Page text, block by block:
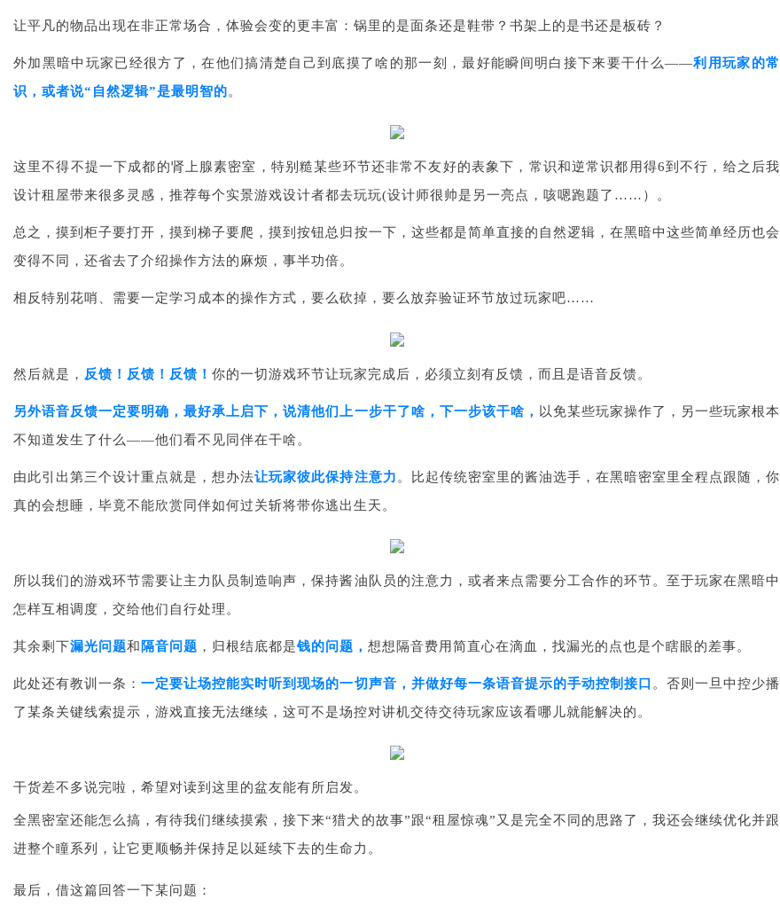
让平凡的物品出现在非正常场合，体验会变的更丰富：锅里的是面条还是鞋带？书架上的是书还是板砖？
外加黑暗中玩家已经很方了，在他们搞清楚自己到底摸了啥的那一刻，最好能瞬间明白接下来要干什么——利用玩家的常
识，或者说“自然逻辑”是最明智的。
这里不得不提一下成都的肾上腺素密室，特别糙某些环节还非常不友好的表象下，常识和逆常识都用得6到不行，给之后我
设计租屋带来很多灵感，推荐每个实景游戏设计者都去玩玩(设计师很帅是另一亮点，咳嗯跑题了……）。
总之，摸到柜子要打开，摸到梯子要爬，摸到按钮总归按一下，这些都是简单直接的自然逻辑，在黑暗中这些简单经历也会
变得不同，还省去了介绍操作方法的麻烦，事半功倍。
相反特别花哨、需要一定学习成本的操作方式，要么砍掉，要么放弃验证环节放过玩家吧……
然后就是， 反馈！反馈！反馈！ 你的一切游戏环节让玩家完成后，必须立刻有反馈，而且是语音反馈。
另外语音反馈一定要明确，最好承上启下，说清他们上一步干了啥，下一步该干啥， 以免某些玩家操作了，另一些玩家根本
不知道发生了什么——他们看不见同伴在干啥。
由此引出第三个设计重点就是，想办法让玩家彼此保持注意力 。比起传统密室里的酱油选手，在黑暗密室里全程点跟随，你
真的会想睡，毕竟不能欣赏同伴如何过关斩将带你逃出生天。
所以我们的游戏环节需要让主力队员制造响声，保持酱油队员的注意力，或者来点需要分工合作的环节。至于玩家在黑暗中
怎样互相调度，交给他们自行处理。
其余剩下漏光问题和 隔音问题 ，归根结底都是钱的问题， 想想隔音费用简直心在滴血，找漏光的点也是个瞎眼的差事。
此处还有教训一条：一定要让场控能实时听到现场的一切声音，并做好每一条语音提示的手动控制接口 。 否则一旦中控少播
了某条关键线索提示，游戏直接无法继续，这可不是场控对讲机交待交待玩家应该看哪儿就能解决的。
干货差不多说完啦，希望对读到这里的盆友能有所启发。
全黑密室还能怎么搞，有待我们继续摸索，接下来“猎犬的故事”跟“租屋惊魂”又是完全不同的思路了，我还会继续优化并跟
进整个瞳系列，让它更顺畅并保持足以延续下去的生命力。
最后，借这篇回答一下某问题：